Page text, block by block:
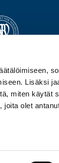
Lisäksi
miten käytät
olet